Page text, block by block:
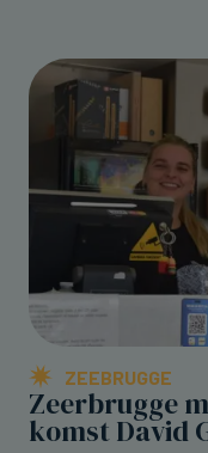
ZEEBRUGGE
Zeerbrugge
komst David